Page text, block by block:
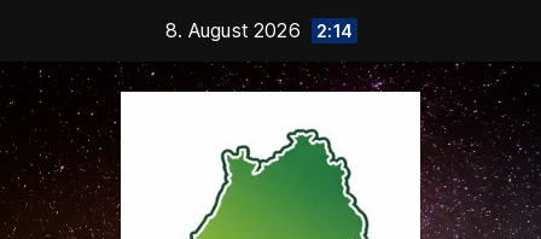
springen
8. August 2026 2:14